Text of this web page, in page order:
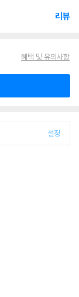
리뷰
혜택 및 유의사항
설정